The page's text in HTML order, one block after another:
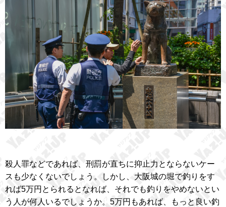
殺人罪などであれば、刑罰が直ちに抑止力とならないケー
スも少なくないでしょう。しかし、大阪城の堀で釣りをす
れば5万円とられるとなれば、それでも釣りをやめないとい
う人が何人いるでしょうか。5万円もあれば、もっと良い釣